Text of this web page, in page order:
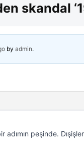
skandal
by admin.
adımın peşinde.